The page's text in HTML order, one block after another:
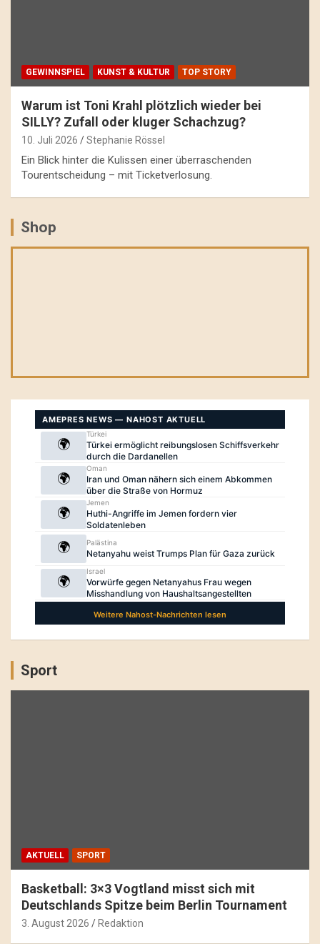
GEWINNSPIEL KUNST & KULTUR TOP STORY
Warum ist Toni Krahl plötzlich wieder bei
SILLY? Zufall oder kluger Schachzug?
10. Juli 2026 Stephanie Rössel
Ein Blick hinter die Kulissen einer überraschenden
Tourentscheidung – mit Ticketverlosung.
Shop
Sport
AKTUELL SPORT
Basketball: 3×3 Vogtland misst sich mit
Deutschlands Spitze beim Berlin Tournament
3. August 2026 Redaktion